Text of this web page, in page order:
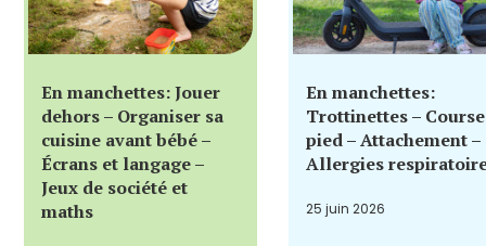
En manchettes: Jouer
dehors – Organiser sa
cuisine avant bébé –
Écrans et langage –
Jeux de société et
maths
En manchettes:
Trottinettes –
pied – Attachement –
Allergies
25 juin 2026